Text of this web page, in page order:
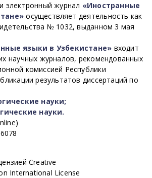
электронный журнал «Иностранные
осуществляет деятельность как
№ 1032, выданном 3 мая
языки в Узбекистане» входит
научных журналов, рекомендованных
комиссией Республики
результатов диссертаций по
науки;
науки.
Creative
International License